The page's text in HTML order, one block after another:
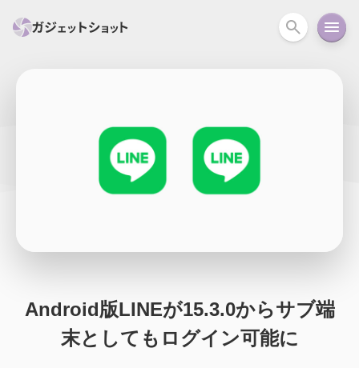
スマートホーム アクションカメラ
Android版LINEが15.3.0からサブ端
末としてもログイン可能に